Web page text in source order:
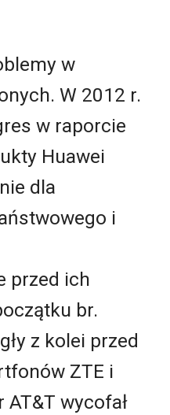
w
W 2012 r.
w raporcie
Huawei
dla
i
przed ich
br.
z kolei przed
ZTE i
AT&T wycofał